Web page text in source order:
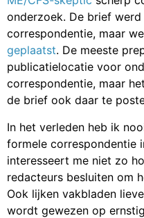
onderzoek. De brief
correspondentie, maar
geplaatst. De meeste
publicatielocatie voor
correspondentie, maar
de brief ook daar te
In het verleden heb ik
formele correspondentie
interesseert me niet zo
redacteurs besluiten om
Ook lijken vakbladen
wordt gewezen op